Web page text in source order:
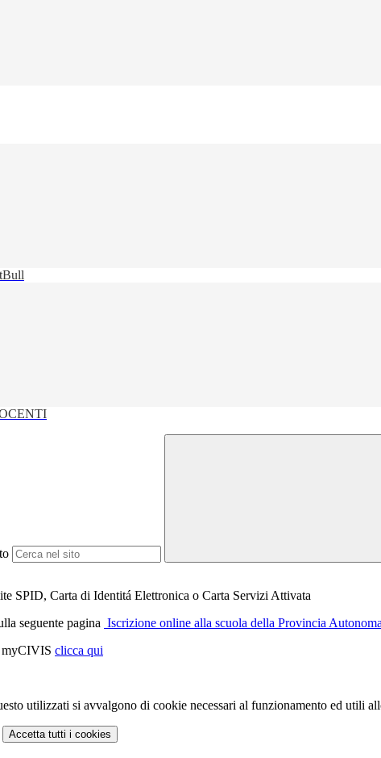
SPID, Carta di Identitá Elettronica o Carta Servizi Attivata
seguente pagina Iscrizione online alla scuola della Provincia
myCIVIS clicca qui
utilizzati si avvalgono di cookie necessari al funzionamento ed utili
Accetta tutti i cookies